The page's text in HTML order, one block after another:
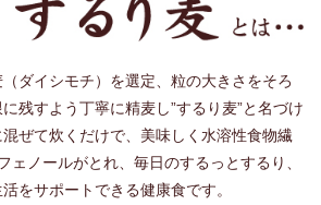
ダイシモチ）を選定、粒の大きさをそろ
残すよう丁寧に精麦し”するり麦”と名づけ
ぜて炊くだけで、美味しく水溶性食物繊
ェノールがとれ、毎日のするっとするり、
をサポートできる健康食です。